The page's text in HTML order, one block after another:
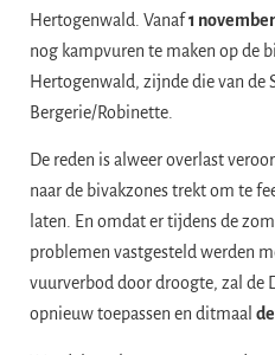
Hertogenwald. Vanaf1
nog kampvuren te maken op de
Hertogenwald, zijnde die van de
Bergerie/Robinette.
De reden is alweer overlast
naar de bivakzones trekt om te
laten. En omdat er tijdens de
problemen vastgesteld werden
vuurverbod door droogte, zal de
opnieuw toepassen en ditmaal